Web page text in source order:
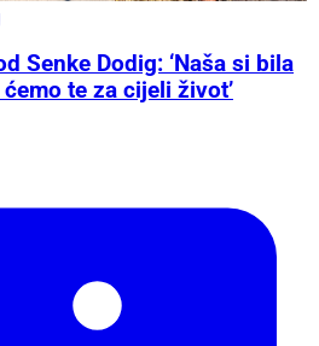
Senke Dodig: ‘Naša si bila
te za cijeli život’